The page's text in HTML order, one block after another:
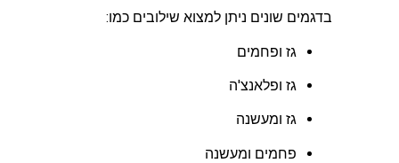
בדגמים שונים ניתן למצוא שילובים כמו:
גז ופחמים
גז ופלאנצ'ה
גז ומעשנה
פחמים ומעשנה